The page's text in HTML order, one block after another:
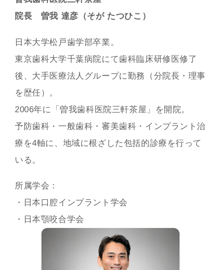
院長 曽我 達彦（そが たつひこ）
日本大学松戸歯学部卒業。
東京歯科大学千葉病院にて歯科臨床研修医修了
後、大手医療法人グループに勤務（分院長・理事
を歴任）。
2006年に「曽我歯科医院三軒茶屋」を開院。
予防歯科・一般歯科・審美歯科・インプラント治
療を4軸に、地域に根ざした包括的診療を行って
いる。
所属学会：
・日本口腔インプラント学会
・日本顎咬合学会